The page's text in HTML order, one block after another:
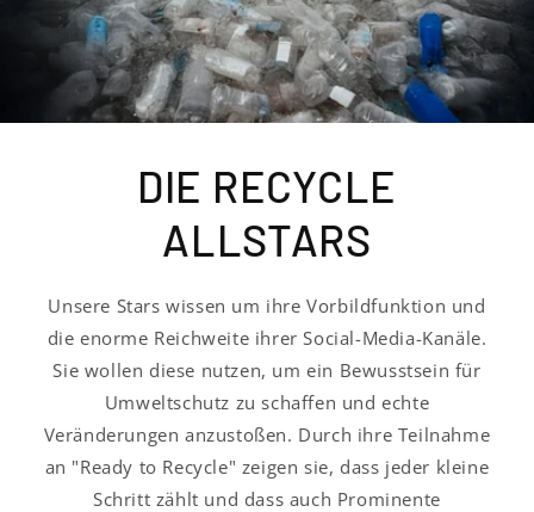
DIE RECYCLE
ALLSTARS
Unsere Stars wissen um ihre Vorbildfunktion und
die enorme Reichweite ihrer Social-Media-Kanäle.
Sie wollen diese nutzen, um ein Bewusstsein für
Umweltschutz zu schaffen und echte
Veränderungen anzustoßen. Durch ihre Teilnahme
an "Ready to Recycle" zeigen sie, dass jeder kleine
Schritt zählt und dass auch Prominente